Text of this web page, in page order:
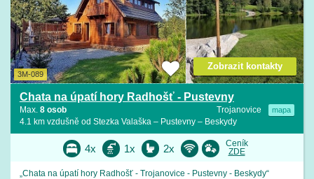
3M-089
Chata na úpatí hory Radhošť - Pustevny
Trojanovice mapa
Max. 8 osob
4.1 km vzdušně od Stezka Valaška – Pustevny – Beskydy
Zobrazit kontakty
4x 1x 2x
Ceník
ZDE
„Chata na úpatí hory Radhošť - Trojanovice - Pustevny - Beskydy“